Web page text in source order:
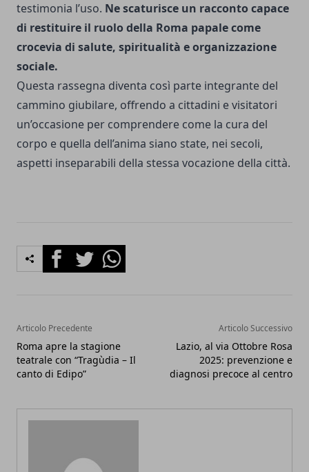
testimonia l’uso. Ne scaturisce un racconto capace
di restituire il ruolo della Roma papale come
crocevia di salute, spiritualità e organizzazione
sociale.
Questa rassegna diventa così parte integrante del
cammino giubilare, offrendo a cittadini e visitatori
un’occasione per comprendere come la cura del
corpo e quella dell’anima siano state, nei secoli,
aspetti inseparabili della stessa vocazione della città.
FacebookTwitterWhatsapp
Articolo Precedente
Roma apre la stagione
teatrale con “Tragùdia – Il
canto di Edipo”
Articolo Successivo
Lazio, al via Ottobre Rosa
2025: prevenzione e
diagnosi precoce al centro